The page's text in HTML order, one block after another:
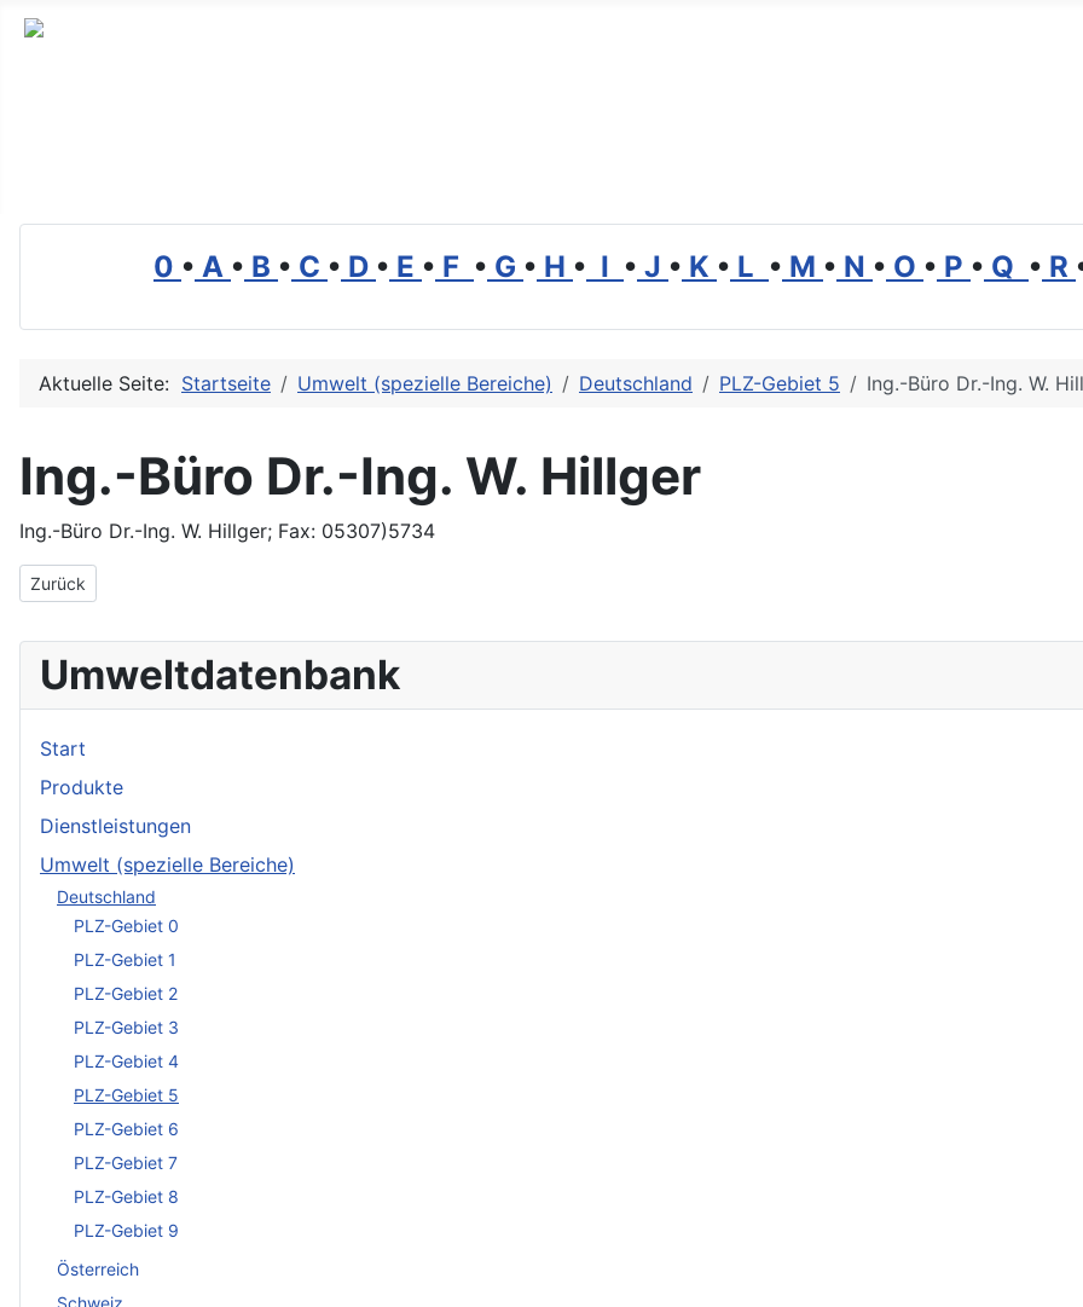
0 • A • B • C • D • E • F • G • H • I • J • K • L • M • N • O • P • Q • R
Aktuelle Seite: Startseite Umwelt (spezielle Bereiche) Deutschland PLZ-Gebiet 5 Ing.-Büro Dr.-Ing. W.
Ing.-Büro Dr.-Ing. W. Hillger
Ing.-Büro Dr.-Ing. W. Hillger; Fax: 05307)5734
Vorheriger Beitrag: INFRA Gesellschaft für Umweltplanung mbH
Zurück
Umweltdatenbank
Start
Produkte
Dienstleistungen
Umwelt (spezielle Bereiche)
Deutschland
PLZ-Gebiet 0
PLZ-Gebiet 1
PLZ-Gebiet 2
PLZ-Gebiet 3
PLZ-Gebiet 4
PLZ-Gebiet 5
PLZ-Gebiet 6
PLZ-Gebiet 7
PLZ-Gebiet 8
PLZ-Gebiet 9
Österreich
Schweiz